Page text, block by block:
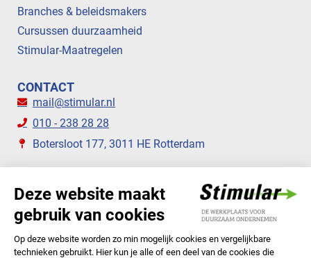
Branches & beleidsmakers
Cursussen duurzaamheid
Stimular-Maatregelen
CONTACT
mail@stimular.nl
010 - 238 28 28
Botersloot 177, 3011 HE Rotterdam
STIMULAR NIEUWSBRIEVEN
ABONNEER NU